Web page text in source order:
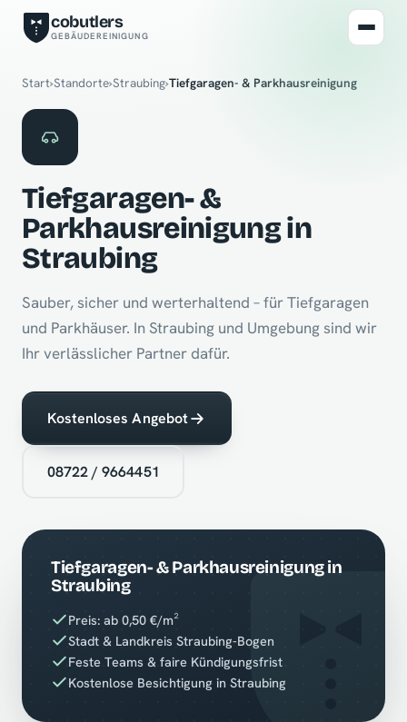
cobutlers
GEBÄUDEREINIGUNG
Start›Standorte›Straubing›Tiefgaragen- & Parkhausreinigung
Tiefgaragen- &
Parkhausreinigung in
Straubing
Sauber, sicher und werterhaltend – für Tiefgaragen
und Parkhäuser. In Straubing und Umgebung sind wir
Ihr verlässlicher Partner dafür.
Kostenloses Angebot
08722 / 9664451
Tiefgaragen- & Parkhausreinigung in
Straubing
Preis: ab 0,50 €/m²
Stadt & Landkreis Straubing-Bogen
Feste Teams & faire Kündigungsfrist
Kostenlose Besichtigung in Straubing